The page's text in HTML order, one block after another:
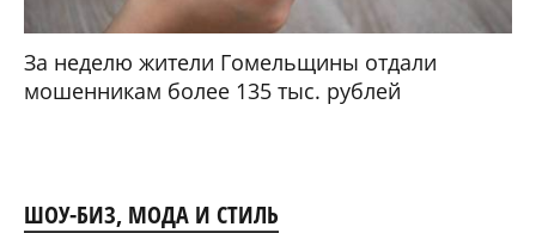
За неделю жители Гомельщины отдали
мошенникам более 135 тыс. рублей
ШОУ-БИЗ, МОДА И СТИЛЬ